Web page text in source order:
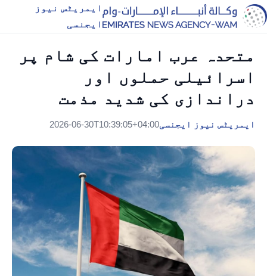
ایمریٹس نیوز
ایجنسی
متحدہ عرب امارات کی شام پر
اسرائیلی حملوں اور
دراندازی کی شدید مذمت
ایمریٹس نیوز ایجنسی2026-06-30T10:39:05+04:00